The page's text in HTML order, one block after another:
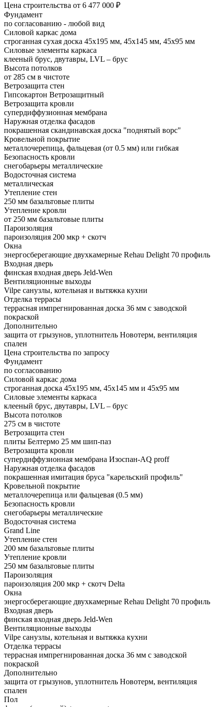
Цена строительства от 6 477 000 ₽
Фундамент
по согласованию - любой вид
Силовой каркас дома
строганная сухая доска 45х195 мм, 45х145 мм, 45х95 мм
Силовые элементы каркаса
клееный брус, двутавры, LVL – брус
Высота потолков
от 285 см в чистоте
Ветрозащита стен
Гипсокартон Ветрозащитный
Ветрозащита кровли
супердиффузионная мембрана
Наружная отделка фасадов
покрашенная скандинавская доска "поднятый ворс"
Кровельной покрытие
металлочерепица, фальцевая (от 0.5 мм) или гибкая
Безопасность кровли
снегобарьеры металлические
Водосточная система
металлическая
Утепление стен
250 мм базальтовые плиты
Утепление кровли
от 250 мм базальтовые плиты
Пароизоляция
пароизоляция 200 мкр + скотч
Окна
энергосберегающие двухкамерные Rehau Delight 70 профиль
Входная дверь
финская входная дверь Jeld-Wen
Вентиляционные выходы
Vilpe санузлы, котельная и вытяжка кухни
Отделка террасы
террасная импрегнированная доска 36 мм с заводской
покраской
Дополнительно
защита от грызунов, уплотнитель Новотерм, вентиляция
спален
Цена строительства по запросу
Фундамент
по согласованию
Силовой каркас дома
строганная доска 45х195 мм, 45х145 мм и 45х95 мм
Силовые элементы каркаса
клееный брус, двутавры, LVL – брус
Высота потолков
275 см в чистоте
Ветрозащита стен
плиты Белтермо 25 мм шип-паз
Ветрозащита кровли
супердиффузионная мембрана Изоспан-AQ proff
Наружная отделка фасадов
покрашенная имитация бруса "карельский профиль"
Кровельной покрытие
металлочерепица или фальцевая (0.5 мм)
Безопасность кровли
снегобарьеры металлические
Водосточная система
Grand Line
Утепление стен
200 мм базальтовые плиты
Утепление кровли
250 мм базальтовые плиты
Пароизоляция
пароизоляция 200 мкр + скотч Delta
Окна
энергосберегающие двухкамерные Rehau Delight 70 профиль
Входная дверь
финская входная дверь Jeld-Wen
Вентиляционные выходы
Vilpe санузлы, котельная и вытяжка кухни
Отделка террасы
террасная импрегнированная доска 36 мм с заводской
покраской
Дополнительно
защита от грызунов, уплотнитель Новотерм, вентиляция
спален
Пол